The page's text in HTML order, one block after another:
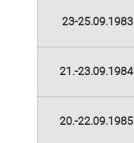
23-25.09.1983
21.-23.09.1984
20.-22.09.1985